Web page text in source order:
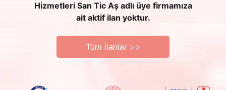
Hizmetleri San Tic Aş adlı üye firmamıza
ait aktif ilan yoktur.
Tüm İlanlar >>